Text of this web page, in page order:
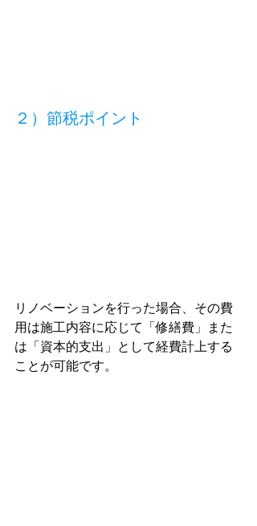
２）節税ポイント
リノベーションを行った場合、その費
用は施工内容に応じて「修繕費」また
は「資本的支出」として経費計上する
ことが可能です。